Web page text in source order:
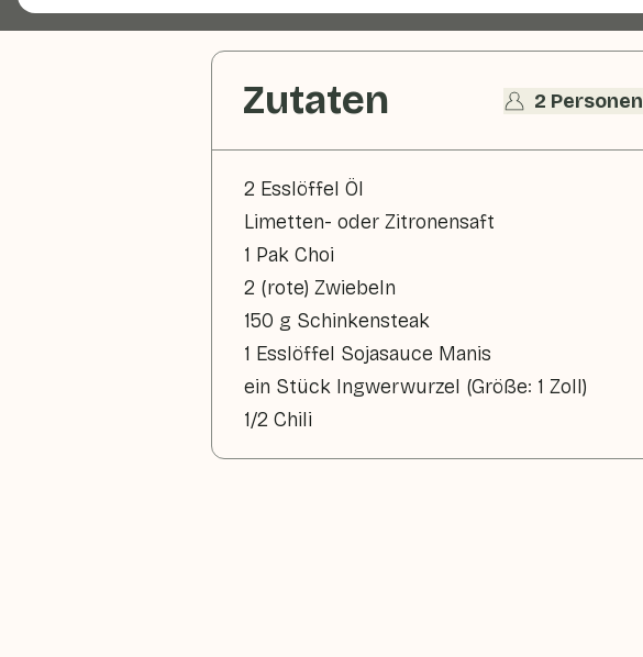
Zutaten 2 Personen
2 Esslöffel Öl
Limetten- oder Zitronensaft
1 Pak Choi
2 (rote) Zwiebeln
150 g Schinkensteak
1 Esslöffel Sojasauce Manis
ein Stück Ingwerwurzel (Größe: 1 Zoll)
1/2 Chili